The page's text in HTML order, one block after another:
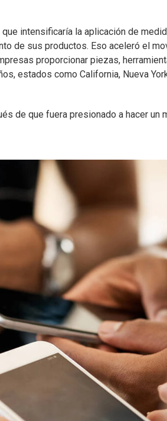
intensificaría la aplicación de
de sus productos. Eso aceleró el
proporcionar piezas,
estados como California, Nueva
de que fuera presionado a hacer un